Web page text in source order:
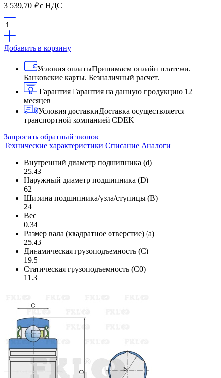
3 539,70 ₽ с НДС
Добавить в корзину
Условия оплатыПринимаем онлайн платежи.
Банковские карты. Безналичный расчет.
Гарантия Гарантия на данную продукцию 12
месяцев
Условия доставкиДоставка осуществляется
транспортной компанией CDEK
Запросить обратный звонок
Технические характеристики Описание Аналоги
Внутренний диаметр подшипника (d)
25.43
Наружный диаметр подшипника (D)
62
Ширина подшипника/узла/ступицы (B)
24
Вес
0.34
Размер вала (квадратное отверстие) (a)
25.43
Динамическая грузоподъемность (C)
19.5
Статическая грузоподъемность (C0)
11.3